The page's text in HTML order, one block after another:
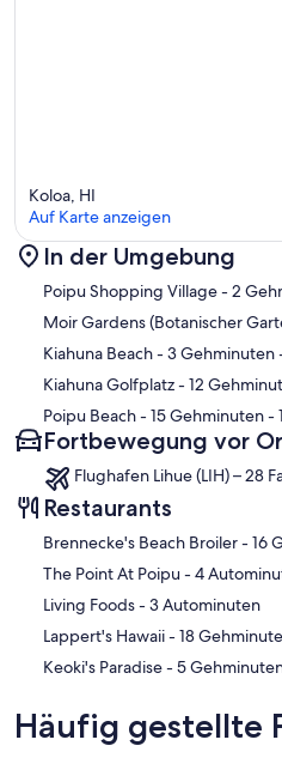
Koloa, HI
Auf Karte anzeigen
In der Umgebung
Poipu Shopping Village- 2
Moir Gardens (Botanischer
Kiahuna Beach- 3 Gehminuten
Kiahuna Golfplatz- 12
Poipu Beach- 15 Gehminuten-
Fortbewegung vor
Flughafen Lihue (LIH) – 28
Restaurants
‪The Point At Poipu - ‬4
‪Living Foods - ‬3 Autominuten
‪Lappert's Hawaii - ‬18
‪Keoki's Paradise - ‬5
Häufig gestellte